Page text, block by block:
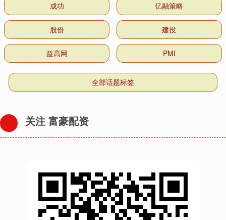
成功 亿融策略
股份 建投
益高网 PMI
全部话题标签
关注 富豪配资